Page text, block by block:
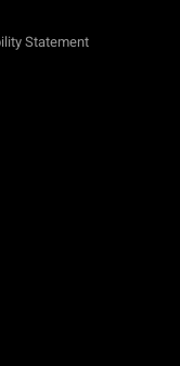
Statement